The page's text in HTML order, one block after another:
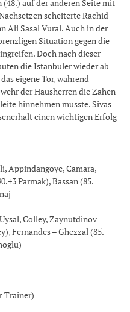
auf der anderen Seite mit
scheiterte Rachid
Ali Sasal Vural. Auch in der
Situation gegen die
Doch nach dieser
die Istanbuler wieder ab
eigene Tor, während
der Hausherren die Zähen
hinnehmen musste. Sivas
einen wichtigen Erfolg
Appindangoye, Camara,
Parmak), Bassan (85.
Colley, Zaynutdinov –
Fernandes – Ghezzal (85.
Trainer)